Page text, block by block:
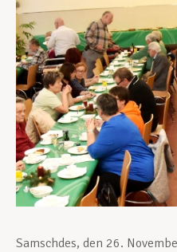
Développement
Devenir Membre
Actualités
Samschdes, den 26.